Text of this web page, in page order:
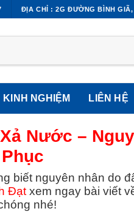
ĐỊA CHỈ : 2G ĐƯỜNG BÌNH GIÃ,
KINH NGHIỆM LIÊN HỆ
Nước –
biết nguyên nhân do
Đạt xem ngay bài viết
nhé!